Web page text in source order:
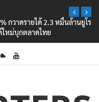
กวาดรายได้ 2.3 หมื่นล้านยูโร
ใหม่บุกตลาดไทย